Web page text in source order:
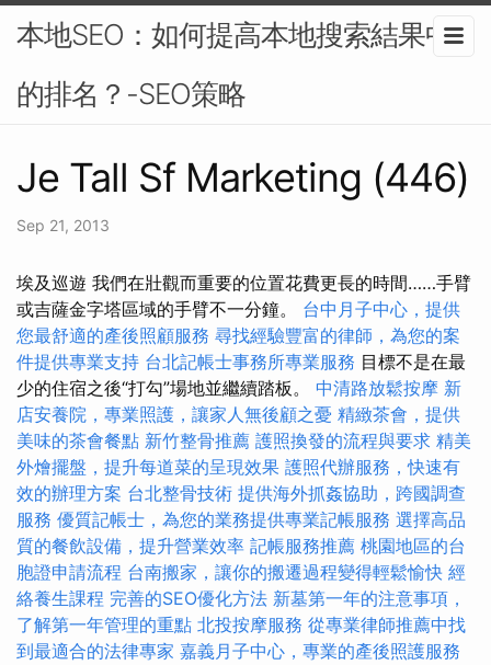
本地SEO：如何提高本地搜索結果中
的排名？-SEO策略
Je Tall Sf Marketing (446)
Sep 21, 2013
埃及巡遊 我們在壯觀而重要的位置花費更長的時間……手臂
或吉薩金字塔區域的手臂不一分鐘。 台中月子中心，提供
您最舒適的產後照顧服務 尋找經驗豐富的律師，為您的案
件提供專業支持 台北記帳士事務所專業服務 目標不是在最
少的住宿之後“打勾”場地並繼續踏板。 中清路放鬆按摩 新
店安養院，專業照護，讓家人無後顧之憂 精緻茶會，提供
美味的茶會餐點 新竹整骨推薦 護照換發的流程與要求 精美
外燴擺盤，提升每道菜的呈現效果 護照代辦服務，快速有
效的辦理方案 台北整骨技術 提供海外抓姦協助，跨國調查
服務 優質記帳士，為您的業務提供專業記帳服務 選擇高品
質的餐飲設備，提升營業效率 記帳服務推薦 桃園地區的台
胞證申請流程 台南搬家，讓你的搬遷過程變得輕鬆愉快 經
絡養生課程 完善的SEO優化方法 新墓第一年的注意事項，
了解第一年管理的重點 北投按摩服務 從專業律師推薦中找
到最適合的法律專家 嘉義月子中心，專業的產後照護服務